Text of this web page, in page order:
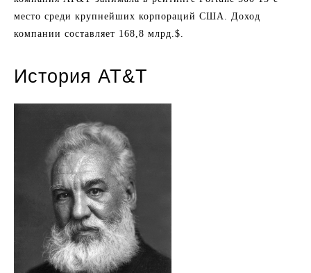
место среди крупнейших корпораций США. Доход
компании составляет 168,8 млрд.$.
История AT&T